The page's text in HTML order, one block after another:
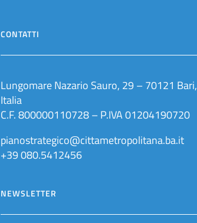
CONTATTI
Lungomare Nazario Sauro, 29 – 70121 Bari,
Italia
C.F. 800000110728 – P.IVA 01204190720
pianostrategico@cittametropolitana.ba.it
+39 080.5412456
NEWSLETTER